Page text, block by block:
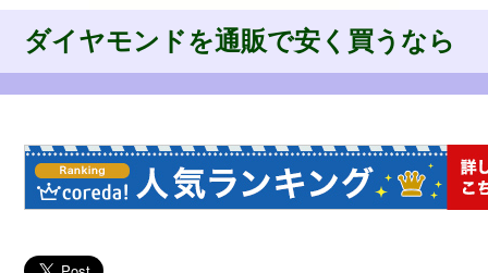
ダイヤモンドを通販で安く買うなら